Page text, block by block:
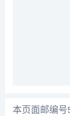
本页面邮编